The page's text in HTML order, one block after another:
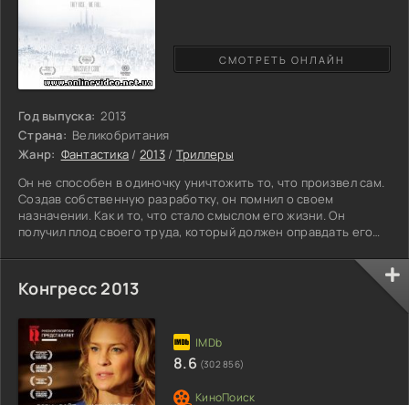
Год выпуска: 2013
Страна: Великобритания
Жанр: Фантастика / 2013 / Триллеры
Он не способен в одиночку уничтожить то, что произвел сам.
Создав собственную разработку, он помнил о своем
назначении. Как и то, что стало смыслом его жизни. Он
получил плод своего труда, который должен оправдать его
организация. Его изобретение ждали с нетерпением. Откуда
тогда этот сбой, грозящий превратить его машину в предмет
массового уничтожения. Как и где он мог допустить ошибку,
обратном
СМОТРЕТЬ ОНЛАЙН
Конгресс 2013
8.6 (302 856)